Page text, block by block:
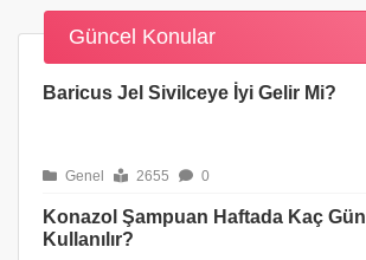
Güncel Konular
Baricus Jel Sivilceye İyi Gelir Mi?
Genel 2655 0
Konazol Şampuan Haftada Kaç Gün
Kullanılır?